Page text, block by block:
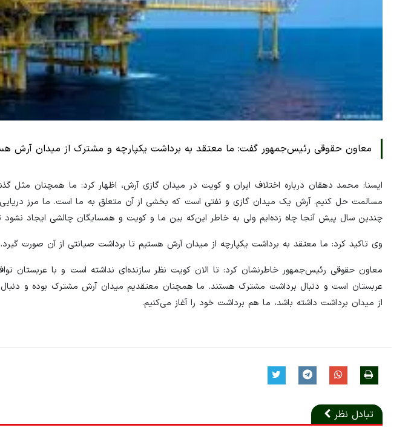
معاون حقوقی رئیس‌جمهور گفت: ما معتقد به برداشت یکپارچه و مشترک از میدان آرش
ایسنا: محمد دهقان درباره اختلاف ایران و کویت در میدان گازی آرش، اظهار کرد: ما همچنان مثل
مسالمت حل کنیم. آرش یک میدان گازی و نفتی است که بخشی از آن متعلق به ما است. ما مرز دریایی
چندین سال پیش آنجا چاه زده‌ایم ولی به خاطر این‌که بین ما و کویت و همسایگان چالشی ایجاد نشود تا
وی تاکید کرد: ما معتقد به برداشت یکپارچه از میدان آرش هستیم تا برداشت صیانتی از آن صورت گیرد.
معاون حقوقی رئیس‌جمهور خاطرنشان کرد: تا الان کویت نظر سازنده‌ای نداشته است و با عربستان
عربستان است و دنبال برداشت مشترک هستند. ما همچنان معتقدیم میدان آرش مشترک بوده و دنبال
از میدان برداشت داشته باشد، ما هم برداشت خود را آغاز می‌کنیم.
تبادل نظر